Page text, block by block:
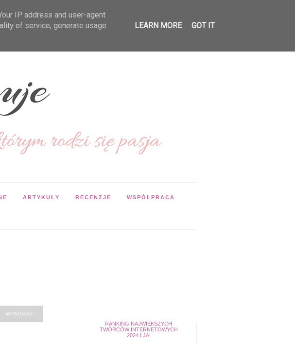
ARTYKUŁY RECENZJE WSPÓŁPRACA
RANKING NAJWIĘKSZYCH
TWÓRCÓW INTERNETOWYCH
2024 I JA!
IP address and user-agent
of service, generate usage
LEARN MORE GOT IT